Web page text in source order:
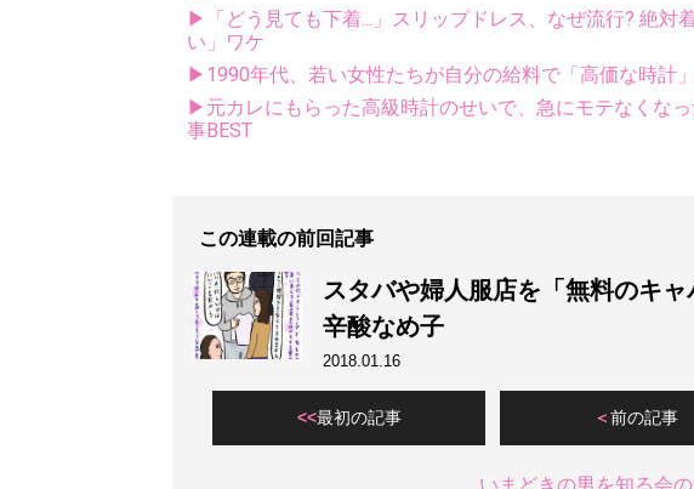
▶「どう見ても下着...」スリップドレス、なぜ流行? 絶対
い」ワケ
▶1990年代、若い女性たちが自分の給料で「高価な時計
▶元カレにもらった高級時計のせいで、急にモテなくな
事BEST
この連載の前回記事
スタバや婦人服店を「無料のキャ
辛酸なめ子
2018.01.16
最初の記事 前の記事
いまどきの男を知る会